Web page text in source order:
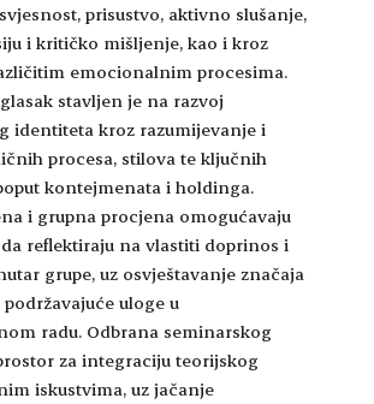
prisustvo, aktivno slušanje,
i kritičko mišljenje, kao i kroz
emocionalnim procesima.
stavljen je na razvoj
identiteta kroz razumijevanje i
procesa, stilova te ključnih
kontejmenata i holdinga.
i grupna procjena omogućavaju
reflektiraju na vlastiti doprinos i
grupe, uz osvještavanje značaja
uloge u
radu. Odbrana seminarskog
za integraciju teorijskog
iskustvima, uz jačanje